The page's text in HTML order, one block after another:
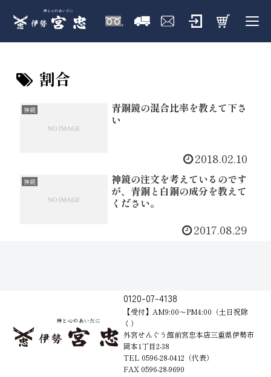
割合
神鏡
青銅鏡の混合比率を教えて下さ
い
2018.02.10
神鏡
神鏡の注文を考えているのです
が、青銅と白銅の成分を教えて
ください。
2017.08.29
0120-07-4138
【受付】AM9:00～PM4:00（土日祝除
く）
外宮せんぐう館前宮忠本店三重県伊勢市
岡本1丁目2-38
TEL 0596-28-0412（代表）
FAX 0596-28-9690